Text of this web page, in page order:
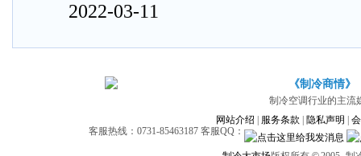
2022-03-11
《制冷商情》
制冷空调行业的主流
网站介绍
服务条款 隐私声明
客服热线：0731-85463187 客服QQ：